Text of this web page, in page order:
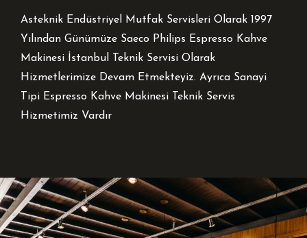
Asteknik Endüstriyel Mutfak Servisleri Olarak 1997
Yılından Günümüze Saeco Philips Espresso Kahve
Makinesi İstanbul Teknik Servisi Olarak
Hizmetlerimize Devam Etmekteyiz. Ayrıca Sanayi
Tipi Espresso Kahve Makinesi Teknik Servis
Hizmetimiz Vardır